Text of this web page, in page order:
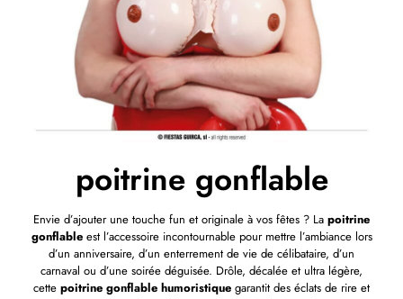
poitrine gonflable
Envie d’ajouter une touche fun et originale à vos fêtes ? La poitrine
gonflableest l’accessoire incontournable pour mettre l’ambiance lors
d’un anniversaire, d’un enterrement de vie de célibataire, d’un
carnaval ou d’une soirée déguisée. Drôle, décalée et ultra légère,
cette poitrine gonflable humoristique garantit des éclats de rire et